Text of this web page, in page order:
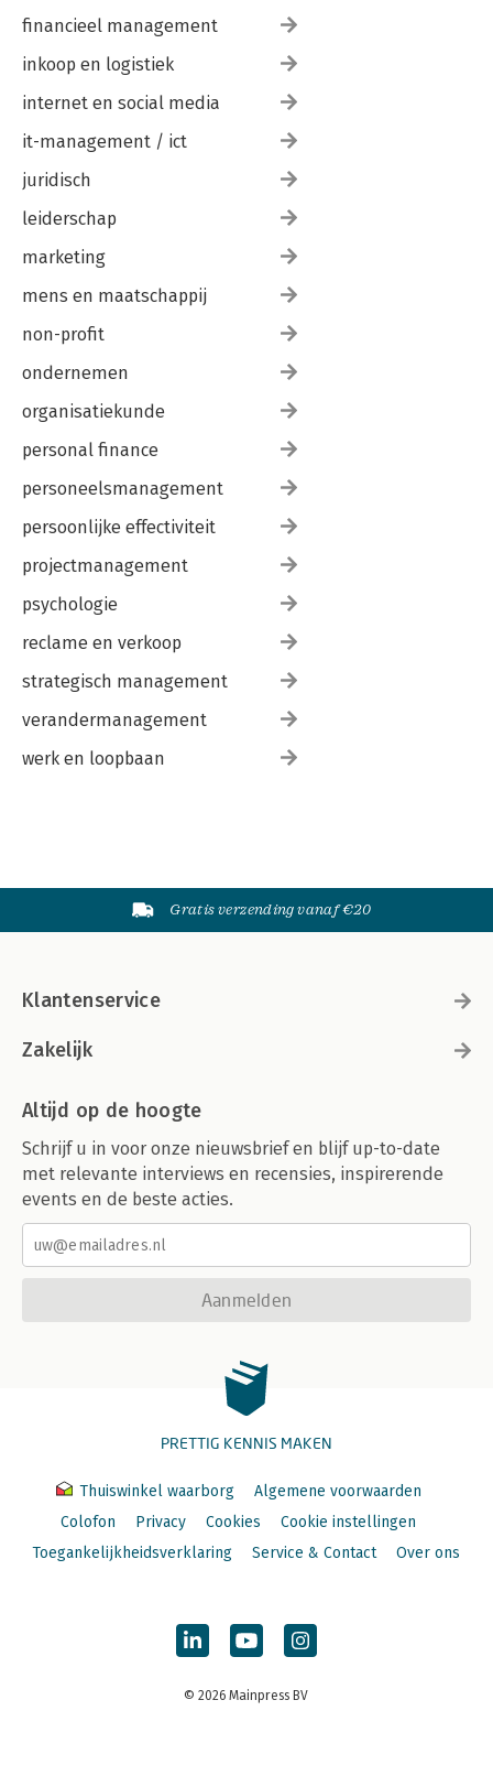
financieel management
inkoop en logistiek
internet en social media
it-management / ict
juridisch
leiderschap
marketing
mens en maatschappij
non-profit
ondernemen
organisatiekunde
personal finance
personeelsmanagement
persoonlijke effectiviteit
projectmanagement
psychologie
reclame en verkoop
strategisch management
verandermanagement
werk en loopbaan
Gratis verzending vanaf €20
Klantenservice
Zakelijk
Altijd op de hoogte
Schrijf u in voor onze nieuwsbrief en blijf up-to-date
met relevante interviews en recensies, inspirerende
events en de beste acties.
Aanmelden
PRETTIG KENNIS MAKEN
Thuiswinkel waarborg
Algemene voorwaarden
Colofon
Privacy Cookies
Cookie instellingen
Toegankelijkheidsverklaring
Service & Contact Over ons
© 2026 Mainpress BV